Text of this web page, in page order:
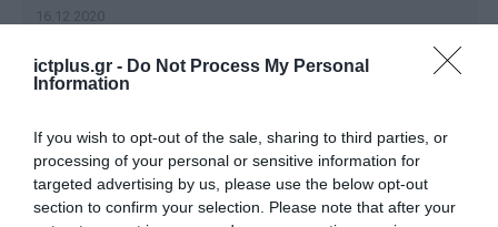
ictplus.gr - Do Not Process My Personal
Information
If you wish to opt-out of the sale, sharing to third parties, or
processing of your personal or sensitive information for
targeted advertising by us, please use the below opt-out
section to confirm your selection. Please note that after your
FOCUS 2020, την ετήσια διεθνή συνάντηση
εταιρειών οπτικοακουστικής παραγωγής στο
Λονδίνο, που φέτος – λόγω των μέτρων για την
καταπολέμηση της πανδημίας – διεξάγεται
2020. Μέσα από το […]